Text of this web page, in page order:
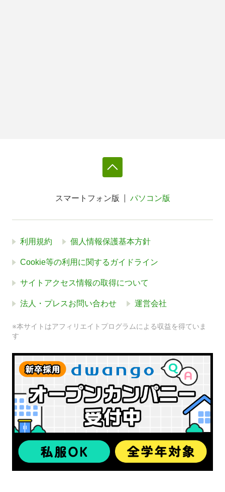
スマートフォン版 パソコン版
利用規約 個人情報保護基本方針
Cookie等の利用に関するガイドライン
サイトアクセス情報の取得について
法人・プレスお問い合わせ 運営会社
※本サイトはアフィリエイトプログラムによる収益を得ていま
す